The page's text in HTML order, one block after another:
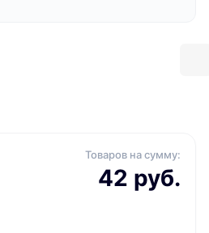
Товаров на сумму:
42 руб.